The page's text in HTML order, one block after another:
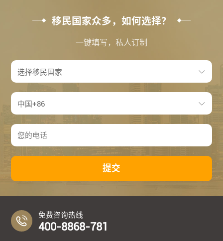
移民国家众多，如何选择？
一键填写，私人订制
提交
免费咨询热线
400-8868-781